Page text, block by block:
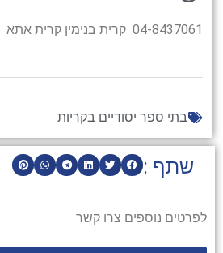
שתף :
לפרטים נוספים צרו קשר
04-8437061 קרית בנימין קרית אתא
בתי ספר יסודיים בקריות